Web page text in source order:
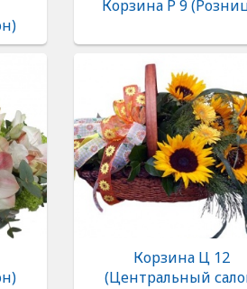
Корзина Р 9
Корзина Ц 12
(Центральный